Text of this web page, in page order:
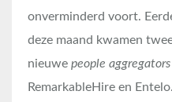
onverminderd voort.
deze maand kwamen
nieuwe people aggregators
RemarkableHire en